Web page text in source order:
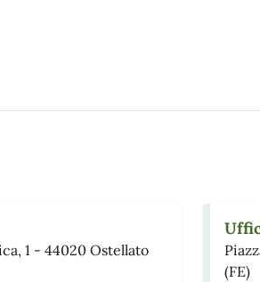
1 - 44020 Ostellato
(FE)